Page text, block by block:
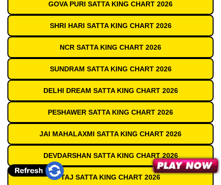
GOVA PURI SATTA KING CHART 2026
SHRI HARI SATTA KING CHART 2026
NCR SATTA KING CHART 2026
SUNDRAM SATTA KING CHART 2026
DELHI DREAM SATTA KING CHART 2026
PESHAWER SATTA KING CHART 2026
JAI MAHALAXMI SATTA KING CHART 2026
DEVDARSHAN SATTA KING CHART 2026
TAJ SATTA KING CHART 2026